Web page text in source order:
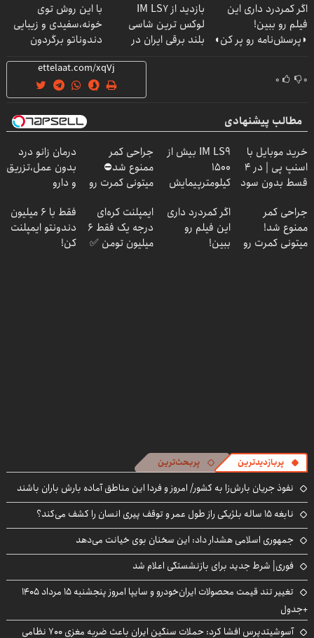
اگر کمردرد داری این
فیلم رو ببین!
◗پرسش‌نامه رو پر کن◖
بازدید از IM LS7
لوکس ترین شاسی
بلند برقی ایران در
با این روش توی
خونه،سفیدی و زیبایی
دندوناتو برگردون
۰ ۰
مطالب پیشنهادی
خرید موبایل با
اسنپ پی | در ۴
قسط بدون سود
IM LS9 بیش از
1500
کیلومترپیمایش
جراحی کمر
ممنوع شد⛔
میتونی کمرت رو
کنی! 👈🏻
پرسش‌نامه
درمان زانو درد
بدون عمل،تزریق
و دارو
جراحی کمر
ممنوع شد!
میتونی کمرت رو
اگر کمردرد داری
این فیلم رو
ببین!
ایمپلنت کره‌ای
درجه یک فقط 6
میلیون تومن ✅
فقط با 6 میلیون
دندونتو ایمپلنت
کن!
پربازدیدترین پربحث‌ترین
نفوذ جریان بارش‌زا به کشور/ امروز و فردا این مناطق آماده بارش باران باشند
نابغه ۱۵ ساله بلژیکی راز طول عمر و توقف پیری انسان را کشف می‌کند؟
جمهوری اسلامی هشدار داد: این سخنان بوی خیانت می‌دهد
فوری| شرط جدید برای بازنشستگی اعلام شد
تغییر تند قیمت محصولات ایران‌خودرو و سایپا امروز پنجشنبه ۱۵ مرداد ۱۴۰۵
+جدول
آسوشیتدپرس افشا کرد: حملات سنگین ایران باعث ضربه مغزی ۷۰۰ نظامی